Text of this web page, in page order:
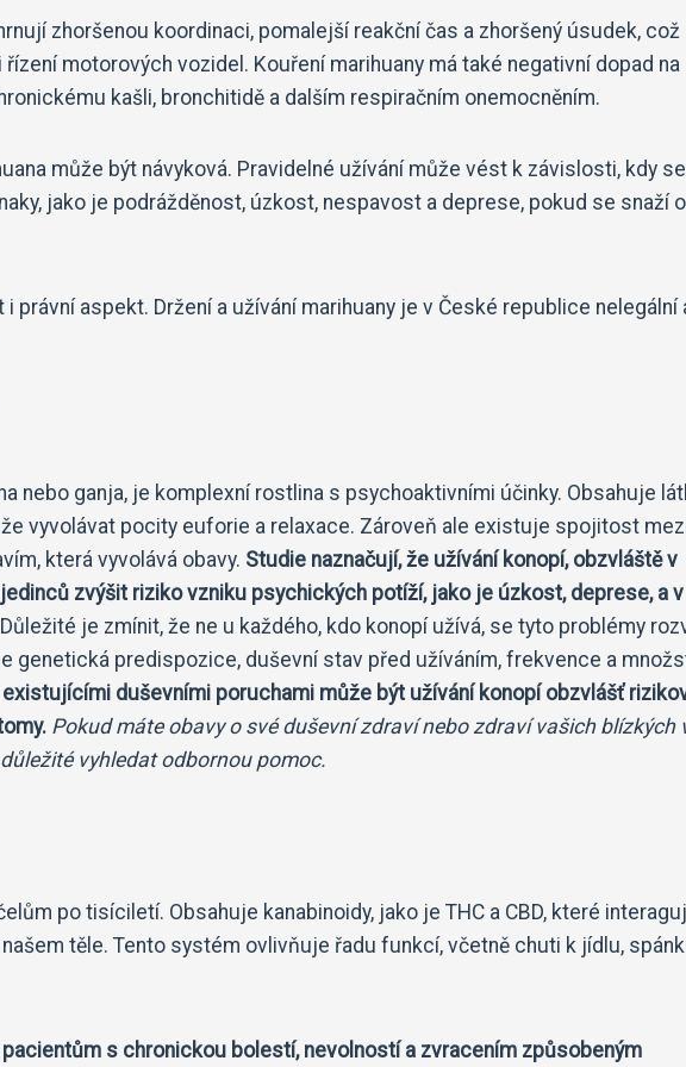
zhoršenou koordinaci, pomalejší reakční čas a zhoršený úsudek, což
motorových vozidel. Kouření marihuany má také negativní dopad na
kašli, bronchitidě a dalším respiračním onemocněním.
může být návyková. Pravidelné užívání může vést k závislosti, kdy
jako je podrážděnost, úzkost, nespavost a deprese, pokud se snaží
právní aspekt. Držení a užívání marihuany je v České republice nelegální
nebo ganja, je komplexní rostlina s psychoaktivními účinky. Obsahuje
vyvolávat pocity euforie a relaxace. Zároveň ale existuje spojitost
která vyvolává obavy. Studie naznačují, že užívání konopí, obzvláště v
zvýšit riziko vzniku psychických potíží, jako je úzkost, deprese, a v
Důležité je zmínit, že ne u každého, kdo konopí užívá, se tyto problémy
genetická predispozice, duševní stav před užíváním, frekvence a
duševními poruchami může být užívání konopí obzvlášť
Pokud máte obavy o své duševní zdraví nebo zdraví vašich blízkých
vyhledat odbornou pomoc.
po tisíciletí. Obsahuje kanabinoidy, jako je THC a CBD, které
těle. Tento systém ovlivňuje řadu funkcí, včetně chuti k jídlu,
s chronickou bolestí, nevolností a zvracením způsobeným